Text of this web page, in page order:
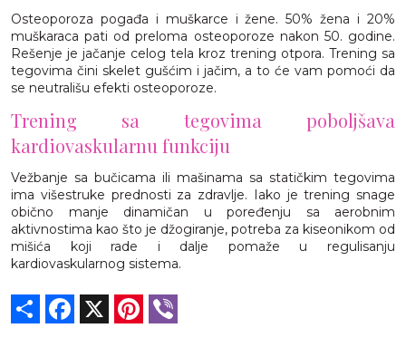
Osteoporoza pogađa i muškarce i žene. 50% žena i 20%
muškaraca pati od preloma osteoporoze nakon 50. godine.
Rešenje je jačanje celog tela kroz trening otpora. Trening sa
tegovima čini skelet gušćim i jačim, a to će vam pomoći da
se neutrališu efekti osteoporoze.
Trening sa tegovima poboljšava
kardiovaskularnu funkciju
Vežbanje sa bučicama ili mašinama sa statičkim tegovima
ima višestruke prednosti za zdravlje. Iako je trening snage
obično manje dinamičan u poređenju sa aerobnim
aktivnostima kao što je džogiranje, potreba za kiseonikom od
mišića koji rade i dalje pomaže u regulisanju
kardiovaskularnog sistema.
Share Facebook Pinterest